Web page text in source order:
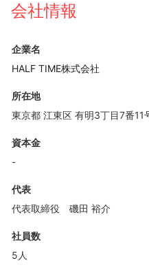
会社情報
企業名
HALF TIME株式会社
所在地
東京都 江東区 有明3丁目7番11
資本金
-
代表
代表取締役 磯田 裕介
社員数
5人